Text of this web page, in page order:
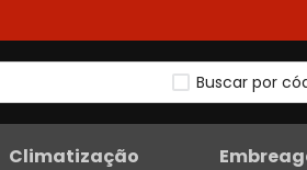
Buscar por
Climatização